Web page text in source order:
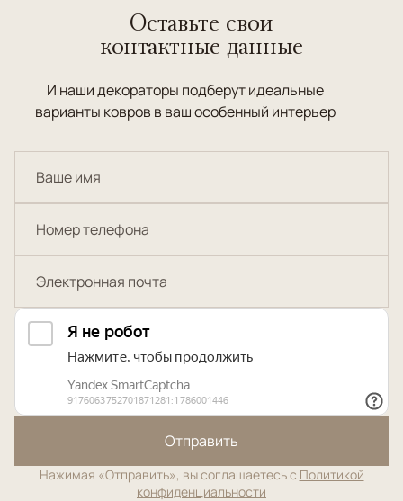
Оставьте свои
контактные данные
И наши декораторы подберут идеальные
варианты ковров в ваш особенный интерьер
Отправить
Нажимая «Отправить», вы соглашаетесь с Политикой
конфиденциальности